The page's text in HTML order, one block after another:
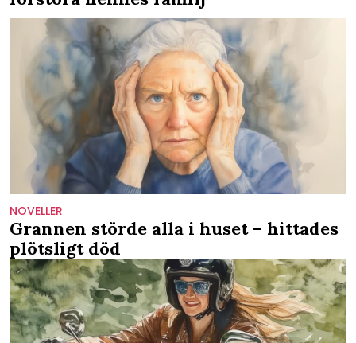
NOVELLER
Grannen störde alla i huset – hittades
plötsligt död